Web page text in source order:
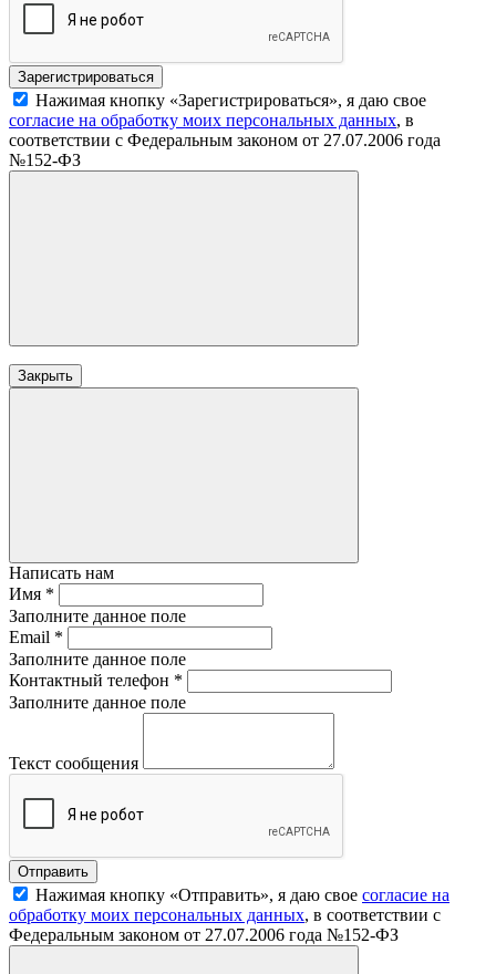
Нажимая кнопку «Зарегистрироваться», я даю свое
согласие на обработку моих персональных данных, в
соответствии с Федеральным законом от 27.07.2006 года
№152-ФЗ
Закрыть
Написать нам
Имя *
Заполните данное поле
Email *
Заполните данное поле
Контактный телефон *
Заполните данное поле
Текст сообщения
Нажимая кнопку «Отправить», я даю свое согласие на
обработку моих персональных данных, в соответствии с
Федеральным законом от 27.07.2006 года №152-ФЗ